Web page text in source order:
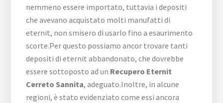
nemmeno essere importato, tuttavia i depositi
che avevano acquistato molti manufatti di
eternit, non smisero di usarlo fino a esaurimento
scorte.Per questo possiamo ancor trovare tanti
depositi di eternit abbandonato, che dovrebbe
essere sottoposto ad un Recupero Eternit
Cerreto Sannita, adeguato.Inoltre, in alcune
regioni, è stato evidenziato come essi ancora